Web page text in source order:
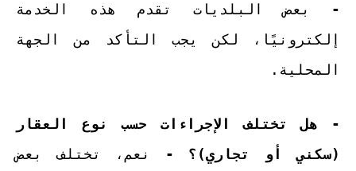
-
بعض البلديات تقدم هذه الخدمة
إلكترونيًا، لكن يجب التأكد من الجهة
المحلية.
- هل تختلف الإجراءات حسب نوع العقار
(سكني أو تجاري)؟ -
نعم، تختلف بعض